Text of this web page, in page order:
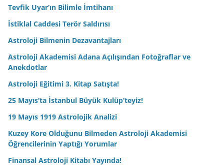
Tevfik Uyar’ın Bilimle İmtihanı
İstiklal Caddesi Terör Saldırısı
Astroloji Bilmenin Dezavantajları
Astroloji Akademisi Adana Açılışından Fotoğraflar ve
Anekdotlar
Astroloji Eğitimi 3. Kitap Satışta!
25 Mayıs’ta İstanbul Büyük Kulüp’teyiz!
19 Mayıs 1919 Astrolojik Analizi
Kuzey Kore Olduğunu Bilmeden Astroloji Akademisi
Öğrencilerinin Yaptığı Yorumlar
Finansal Astroloji Kitabı Yayında!